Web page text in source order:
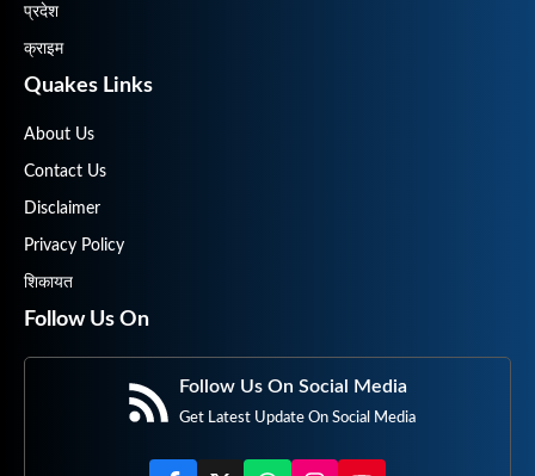
प्रदेश
क्राइम
Quakes Links
About Us
Contact Us
Disclaimer
Privacy Policy
शिकायत
Follow Us On
Follow Us On Social Media
Get Latest Update On Social Media